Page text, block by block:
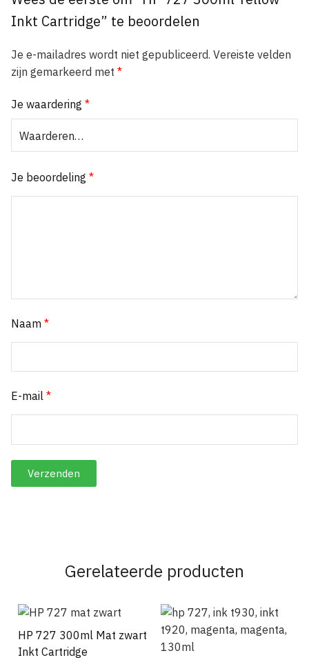
Inkt Cartridge” te beoordelen
Je e-mailadres wordt niet gepubliceerd. Vereiste velden
zijn gemarkeerd met *
Je waardering *
Je beoordeling *
Naam *
E-mail *
Gerelateerde producten
HP 727 300ml Mat zwart
Inkt Cartridge